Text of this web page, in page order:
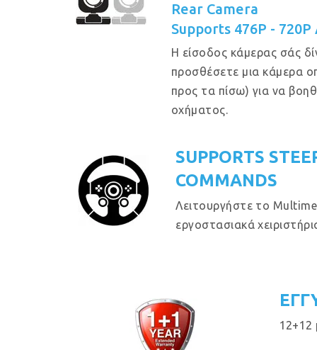
Rear Camera
Supports 476P - 720P
Η είσοδος κάμερας σάς
προσθέσετε μια κάμερα
προς τα πίσω) για να
οχήματος.
SUPPORTS
COMMANDS
Λειτουργήστε το
εργοστασιακά
12+12